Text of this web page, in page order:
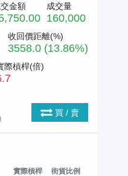
金額 成交量
160,000
收回價距離(%)
3558.0 (13.86%)
際槓桿(倍)
買 / 賣
實際槓桿
街貨比例